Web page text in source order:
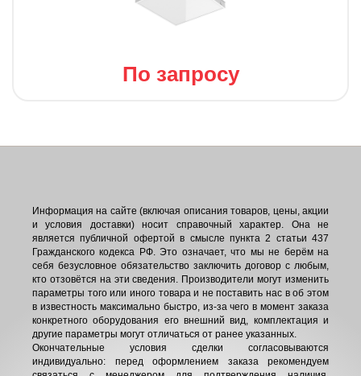
По запросу
Информация на сайте (включая описания товаров, цены, акции
и условия доставки) носит справочный характер. Она не
является публичной офертой в смысле пункта 2 статьи 437
Гражданского кодекса РФ. Это означает, что мы не берём на
себя безусловное обязательство заключить договор с любым,
кто отзовётся на эти сведения. Производители могут изменить
параметры того или иного товара и не поставить нас в об этом
в известность максимально быстро, из-за чего в момент заказа
конкретного оборудования его внешний вид, комплектация и
другие параметры могут отличаться от ранее указанных.
Окончательные условия сделки согласовываются
индивидуально: перед оформлением заказа рекомендуем